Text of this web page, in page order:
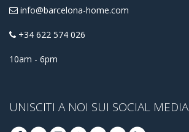
info@barcelona-home.com
+34 622 574 026
10am - 6pm
UNISCITI A NOI SUI SOCIAL MEDIA